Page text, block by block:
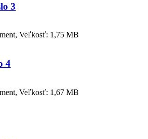
3
Veľkosť: 1,75 MB
4
Veľkosť: 1,67 MB